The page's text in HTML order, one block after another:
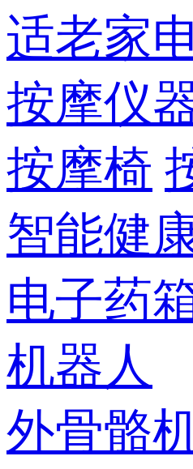
适老家
按摩仪
按摩椅
智能健
电子药
机器人
外骨骼